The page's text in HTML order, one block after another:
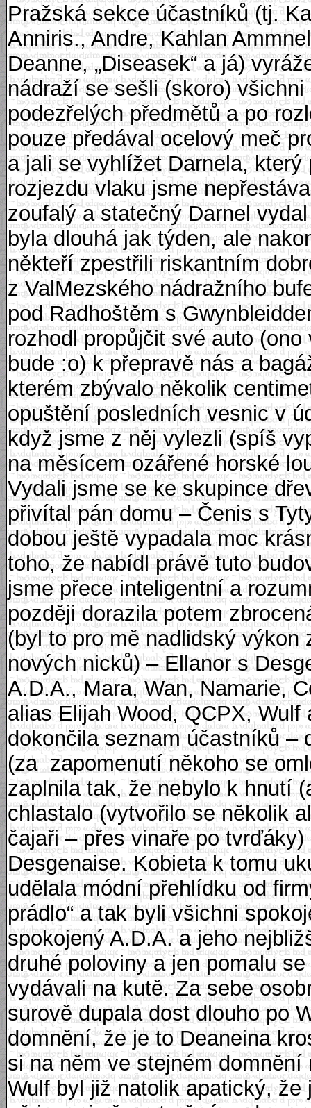
Pražská sekce účastníků (tj.
Anniris., Andre, Kahlan
Deanne, „Diseasek“ a já)
nádraží se sešli (skoro)
podezřelých předmětů a po
pouze předával ocelový meč
a jali se vyhlížet Darnela,
rozjezdu vlaku jsme
zoufalý a statečný Darnel
byla dlouhá jak týden, ale
někteří zpestřili riskantním
z ValMezského nádražního
pod Radhoštěm s
rozhodl propůjčit své auto
bude :o) k přepravě nás a
kterém zbývalo několik
opuštění posledních vesnic v
když jsme z něj vylezli (spíš
na měsícem ozářené horské
Vydali jsme se ke skupince
přivítal pán domu – Čenis s
dobou ještě vypadala moc
toho, že nabídl právě tuto
jsme přece inteligentní a
později dorazila potem
(byl to pro mě nadlidský výkon
nových nicků) – Ellanor s
A.D.A., Mara, Wan, Namarie,
alias Elijah Wood, QCPX,
dokončila seznam účastníků –
(za zapomenutí někoho se
zaplnila tak, že nebylo k hnutí
chlastalo (vytvořilo se několik
čajaři – přes vinaře po
Desgenaise. Kobieta k tomu
udělala módní přehlídku od
prádlo“ a tak byli všichni
spokojený A.D.A. a jeho
druhé poloviny a jen pomalu
vydávali na kutě. Za sebe
surově dupala dost dlouho po
domnění, že je to Deaneina
si na něm ve stejném
Wulf byl již natolik apatický,